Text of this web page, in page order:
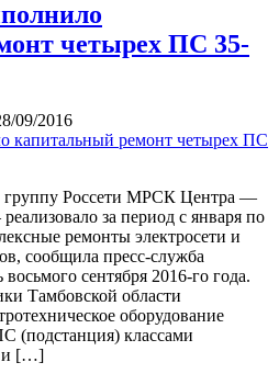
четырех ПС 35-
09/2016
группу Россети МРСК Центра —
за период с января по
ремонты электросети и
сообщила пресс-служба
сентября 2016-го года.
Тамбовской области
оборудование
(подстанция) классами
и […]